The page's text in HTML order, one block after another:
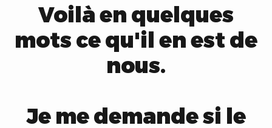
Voilà en quelques
mots ce qu'il en est de
nous.
Je me demande si le